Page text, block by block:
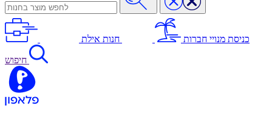
כניסת מנויי חברות חנות אילת
חיפוש